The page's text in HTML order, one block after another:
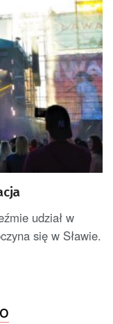
udział w
się w Sławie.